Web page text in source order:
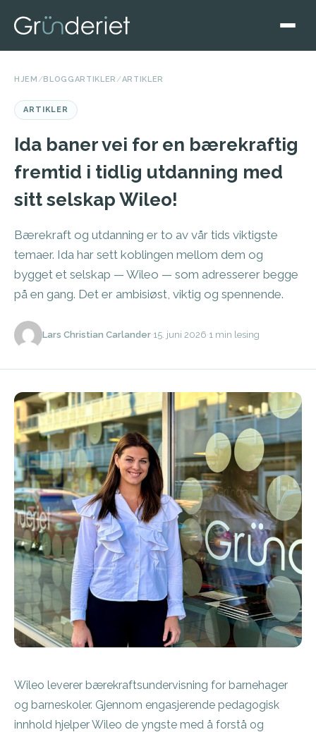
HJEM /BLOGGARTIKLER /ARTIKLER
ARTIKLER
Ida baner vei for en bærekraftig
fremtid i tidlig utdanning med
sitt selskap Wileo!
Bærekraft og utdanning er to av vår tids viktigste
temaer. Ida har sett koblingen mellom dem og
bygget et selskap — Wileo — som adresserer begge
på en gang. Det er ambisiøst, viktig og spennende.
Lars Christian Carlander·15. juni 2026·1 min lesing
Wileo leverer bærekraftsundervisning for barnehager
og barneskoler. Gjennom engasjerende pedagogisk
innhold hjelper Wileo de yngste med å forstå og